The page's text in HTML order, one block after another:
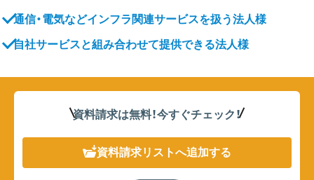
通信・電気などインフラ関連サービスを扱う法人様
自社サービスと組み合わせて提供できる法人様
資料請求は無料！今すぐチェック！
資料請求リストへ追加する